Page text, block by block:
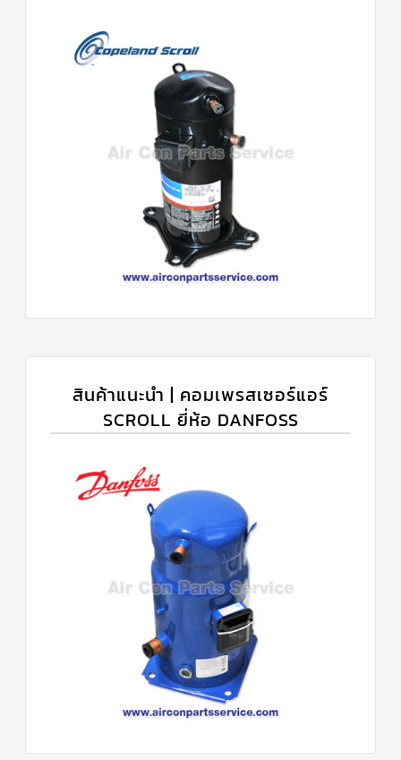
สินค้าแนะนำ | คอมเพรสเซอร์แอร์
SCROLL ยี่ห้อ DANFOSS